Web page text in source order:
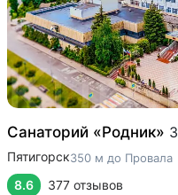
Санаторий «Родник» 3
Пятигорск350 м до Провала
8.6 377 отзывов